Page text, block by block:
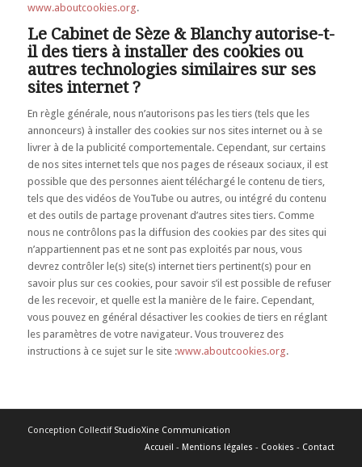
www.aboutcookies.org.
Le Cabinet de Sèze & Blanchy autorise-t-
il des tiers à installer des cookies ou
autres technologies similaires sur ses
sites internet ?
En règle générale, nous n’autorisons pas les tiers (tels que les
annonceurs) à installer des cookies sur nos sites internet ou à se
livrer à de la publicité comportementale. Cependant, sur certains
de nos sites internet tels que nos pages de réseaux sociaux, il est
possible que des personnes aient téléchargé le contenu de tiers,
tels que des vidéos de YouTube ou autres, ou intégré du contenu
et des outils de partage provenant d’autres sites tiers. Comme
nous ne contrôlons pas la diffusion des cookies par des sites qui
n’appartiennent pas et ne sont pas exploités par nous, vous
devrez contrôler le(s) site(s) internet tiers pertinent(s) pour en
savoir plus sur ces cookies, pour savoir s’il est possible de refuser
de les recevoir, et quelle est la manière de le faire. Cependant,
vous pouvez en général désactiver les cookies de tiers en réglant
les paramètres de votre navigateur. Vous trouverez des
instructions à ce sujet sur le site :www.aboutcookies.org.
Conception Collectif StudioXine Communication
Accueil - Mentions légales - Cookies - Contact